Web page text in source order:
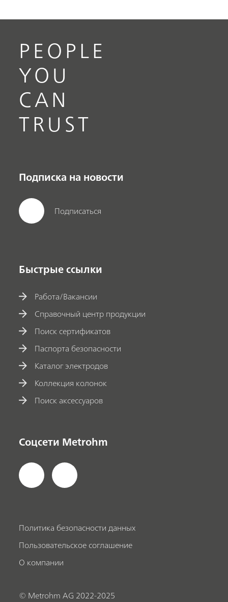
PEOPLE
YOU
CAN
TRUST
Подписка на новости
Подписаться
Быстрые ссылки
Работа/Вакансии
Справочный центр продукции
Поиск сертификатов
Паспорта безопасности
Каталог электродов
Коллекция колонок
Поиск аксессуаров
Соцсети Metrohm
Политика безопасности данных
Пользовательское соглашение
О компании
© Metrohm AG 2022-2025